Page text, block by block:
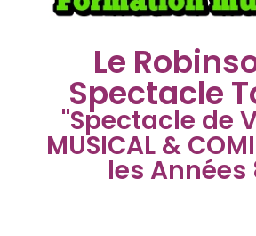
Le
Spectacle
"Spectacle de
MUSICAL &
les Années